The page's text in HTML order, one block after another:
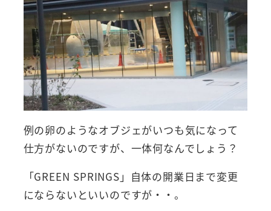
例の卵のようなオブジェがいつも気になって
仕方がないのですが、一体何なんでしょう？
「GREEN SPRINGS」自体の開業日まで変更
にならないといいのですが・・。